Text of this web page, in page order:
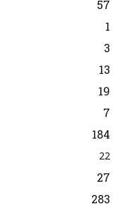
57
1
3
13
19
7
184
22
27
283